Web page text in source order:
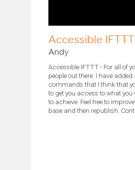
Accessible IFTTT
Andy
Accessible IFTTT - For all of
people out there. I have added
commands that I think that
to get you access to what you
to achieve. Feel free to
base and then republish.